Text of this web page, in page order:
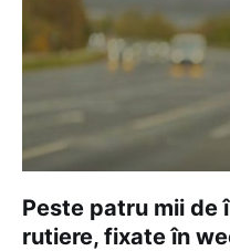
Peste patru mii de
rutiere, fixate în